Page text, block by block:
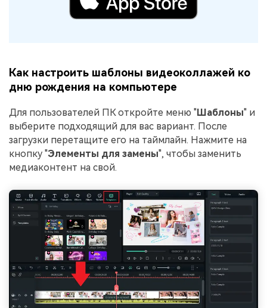
Как настроить шаблоны видеоколлажей ко
дню рождения на компьютере
Для пользователей ПК откройте меню "Шаблоны" и
выберите подходящий для вас вариант. После
загрузки перетащите его на таймлайн. Нажмите на
кнопку "Элементы для замены", чтобы заменить
медиаконтент на свой.